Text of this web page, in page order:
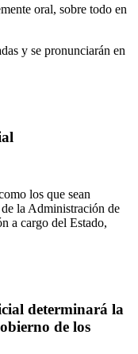
oral, sobre todo en
y se pronunciarán en
los que sean
la Administración de
a cargo del Estado,
determinará la
de los